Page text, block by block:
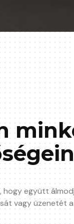
hogy együtt
vagy üzenetét